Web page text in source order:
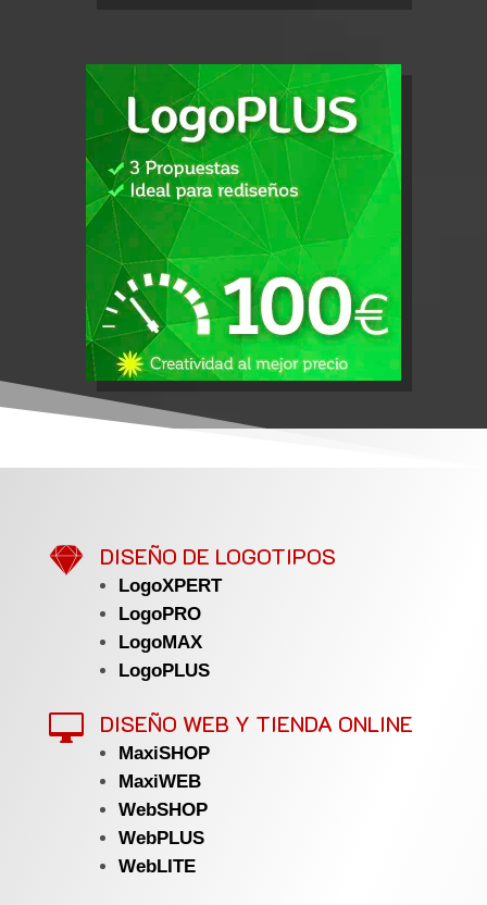
 DISEÑO DE LOGOTIPOS
LogoXPERT
LogoPRO
LogoMAX
LogoPLUS
 DISEÑO WEB Y TIENDA ONLINE
MaxiSHOP
MaxiWEB
WebSHOP
WebPLUS
WebLITE